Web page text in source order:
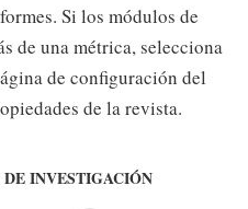
Si los módulos de
de una métrica, selecciona
de configuración del
de la revista.
INVESTIGACIÓN